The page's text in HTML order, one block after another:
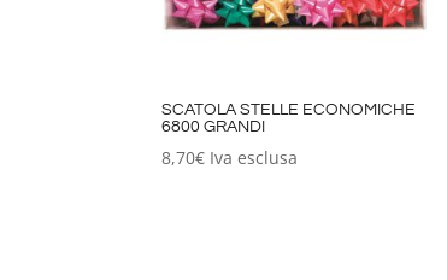
SCATOLA STELLE ECONOMICHE
6800 GRANDI
8,70€ Iva esclusa